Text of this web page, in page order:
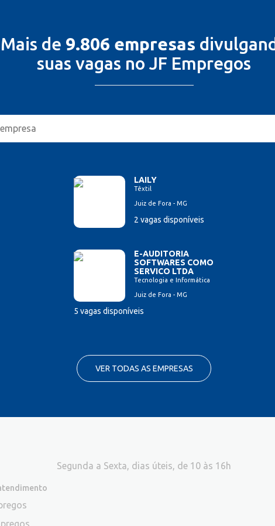
Mais de 9.806 empresas
suas vagas no JF Empregos
LAILY
Têxtil
Juiz de Fora - MG
2 vagas disponíveis
E-AUDITORIA
SOFTWARES COMO
SERVICO LTDA
Tecnologia e Informática
Juiz de Fora - MG
5 vagas disponíveis
VER TODAS AS EMPRESAS
Segunda a Sexta, dias úteis, de 10 às 16h